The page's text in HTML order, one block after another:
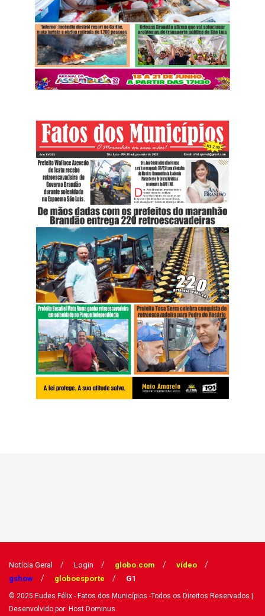
Notícia Geral Login globo.com
vídeo
gshow
globoesporte G1
© 2025 Eudes Félix - Fatos dos Municípios -Todos os Direitos Reservados
Desenvolvido por: Host Dominus.